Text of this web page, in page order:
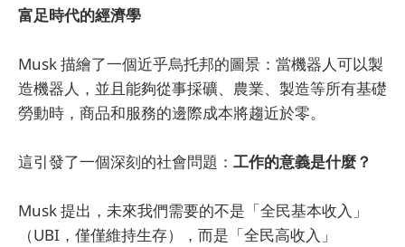
富足時代的經濟學
Musk 描繪了一個近乎烏托邦的圖景：當機器人可以製
造機器人，並且能夠從事採礦、農業、製造等所有基礎
勞動時，商品和服務的邊際成本將趨近於零。
這引發了一個深刻的社會問題： 工作的意義是什麼？
Musk 提出，未來我們需要的不是「全民基本收入」
（UBI，僅僅維持生存），而是「全民高收入」